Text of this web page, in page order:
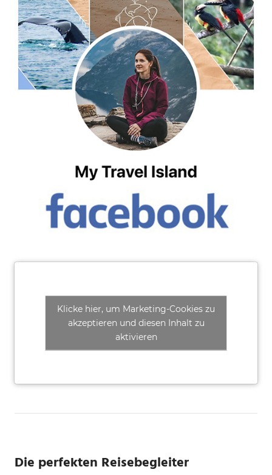
Klicke hier, um Marketing-Cookies zu
akzeptieren und diesen Inhalt zu
aktivieren
Die perfekten Reisebegleiter